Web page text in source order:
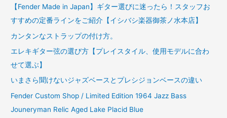
【Fender Made in Japan】ギター選びに迷ったら！スタッフお
すすめの定番ラインをご紹介【イシバシ楽器御茶ノ水本店】
カンタンなストラップの付け方。
エレキギター弦の選び方【プレイスタイル、使用モデルに合わ
せて選ぶ】
いまさら聞けないジャズベースとプレシジョンベースの違い
Fender Custom Shop / Limited Edition 1964 Jazz Bass
Jouneryman Relic Aged Lake Placid Blue